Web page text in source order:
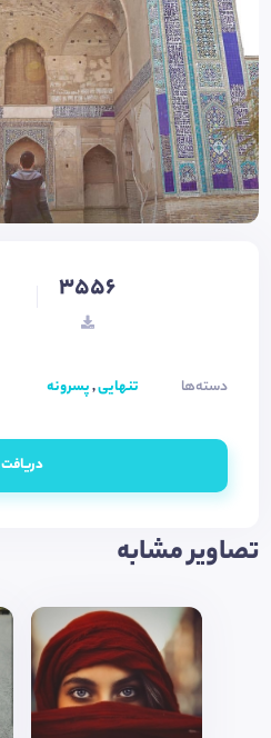
3556
دسته‌ها تنهایی,پسرونه
دریافت
تصاویر مشابه